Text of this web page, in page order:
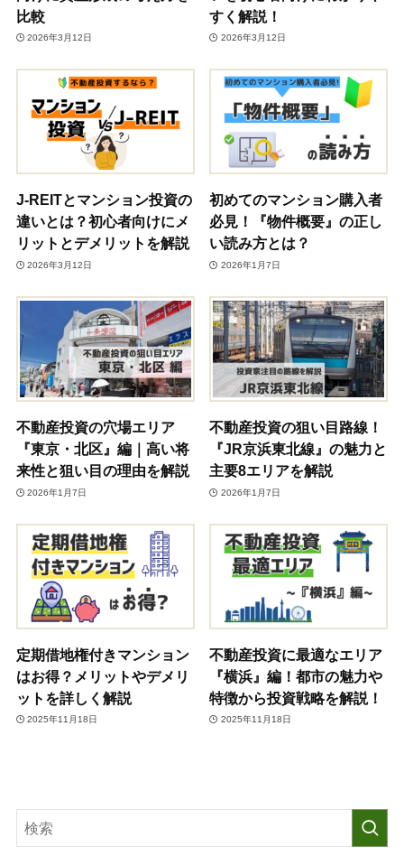
比較
2026年3月12日
すく解説！
2026年3月12日
J-REITとマンション投資の
違いとは？初心者向けにメ
リットとデメリットを解説
2026年3月12日
初めてのマンション購入者
必見！『物件概要』の正し
い読み方とは？
2026年1月7日
不動産投資の穴場エリア
『東京・北区』編｜高い将
来性と狙い目の理由を解説
2026年1月7日
不動産投資の狙い目路線！
『JR京浜東北線』の魅力と
主要8エリアを解説
2026年1月7日
定期借地権付きマンション
はお得？メリットやデメリ
ットを詳しく解説
2025年11月18日
不動産投資に最適なエリア
『横浜』編！都市の魅力や
特徴から投資戦略を解説！
2025年11月18日